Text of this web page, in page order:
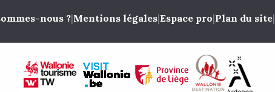
nous ?|Mentions légales|Espace pro|Plan du site|